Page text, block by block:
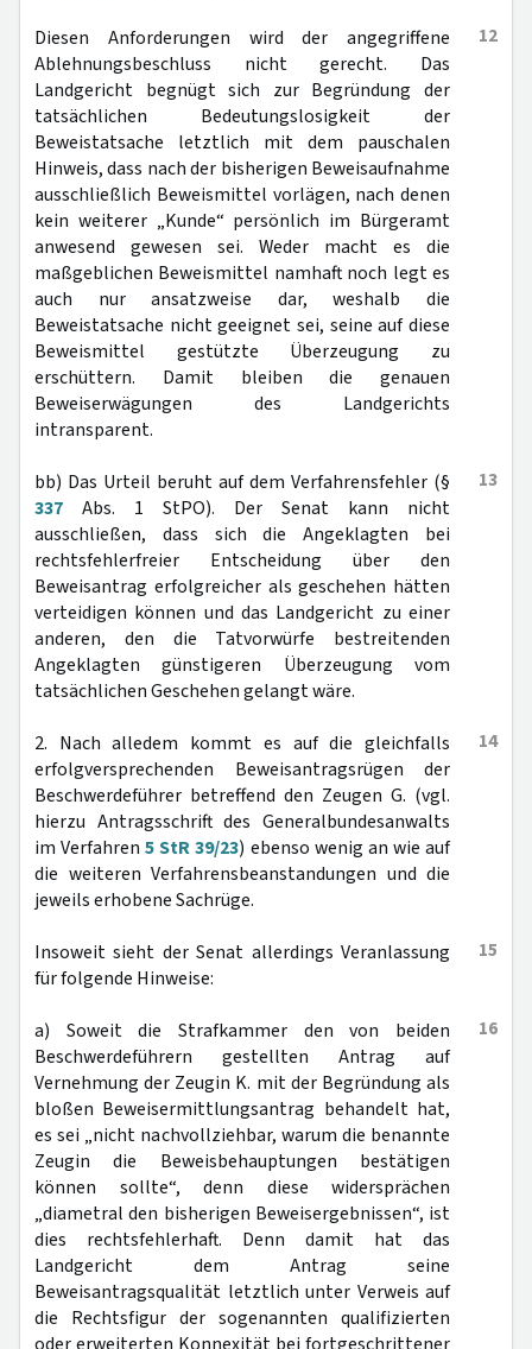
12
Diesen Anforderungen wird der angegriffene
Ablehnungsbeschluss nicht gerecht. Das
Landgericht begnügt sich zur Begründung der
tatsächlichen Bedeutungslosigkeit der
Beweistatsache letztlich mit dem pauschalen
Hinweis, dass nach der bisherigen Beweisaufnahme
ausschließlich Beweismittel vorlägen, nach denen
kein weiterer „Kunde“ persönlich im Bürgeramt
anwesend gewesen sei. Weder macht es die
maßgeblichen Beweismittel namhaft noch legt es
auch nur ansatzweise dar, weshalb die
Beweistatsache nicht geeignet sei, seine auf diese
Beweismittel gestützte Überzeugung zu
erschüttern. Damit bleiben die genauen
Beweiserwägungen des Landgerichts
intransparent.
13
bb) Das Urteil beruht auf dem Verfahrensfehler (§
337 Abs. 1 StPO). Der Senat kann nicht
ausschließen, dass sich die Angeklagten bei
rechtsfehlerfreier Entscheidung über den
Beweisantrag erfolgreicher als geschehen hätten
verteidigen können und das Landgericht zu einer
anderen, den die Tatvorwürfe bestreitenden
Angeklagten günstigeren Überzeugung vom
tatsächlichen Geschehen gelangt wäre.
14
2. Nach alledem kommt es auf die gleichfalls
erfolgversprechenden Beweisantragsrügen der
Beschwerdeführer betreffend den Zeugen G. (vgl.
hierzu Antragsschrift des Generalbundesanwalts
im Verfahren5 StR 39/23) ebenso wenig an wie auf
die weiteren Verfahrensbeanstandungen und die
jeweils erhobene Sachrüge.
15
Insoweit sieht der Senat allerdings Veranlassung
für folgende Hinweise:
16
a) Soweit die Strafkammer den von beiden
Beschwerdeführern gestellten Antrag auf
Vernehmung der Zeugin K. mit der Begründung als
bloßen Beweisermittlungsantrag behandelt hat,
es sei „nicht nachvollziehbar, warum die benannte
Zeugin die Beweisbehauptungen bestätigen
können sollte“, denn diese widersprächen
„diametral den bisherigen Beweisergebnissen“, ist
dies rechtsfehlerhaft. Denn damit hat das
Landgericht dem Antrag seine
Beweisantragsqualität letztlich unter Verweis auf
die Rechtsfigur der sogenannten qualifizierten